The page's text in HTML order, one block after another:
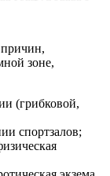
зоне,
(грибковой,
спортзалов;